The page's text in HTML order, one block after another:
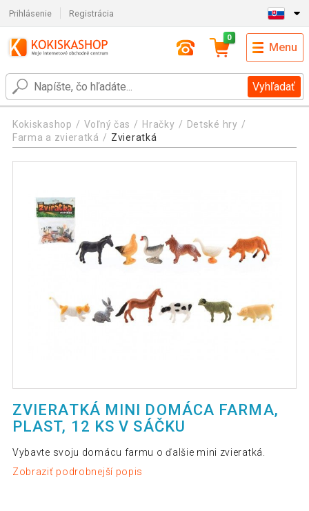
Prihlásenie Registrácia
Vyhľadať
0
Menu
Kokiskashop Voľný čas Hračky
Detské hry
Farma a zvieratká
Zvieratká
ZVIERATKÁ MINI DOMÁCA FARMA,
PLAST, 12 KS V SÁČKU
Vybavte svoju domácu farmu o ďalšie mini zvieratká.
Zobraziť podrobnejší popis